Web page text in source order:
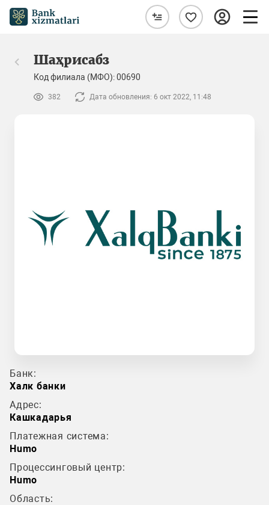
Шаҳрисабз
Код филиала (МФО): 00690
382 Дата обновления: 6 окт 2022, 11:48
Банк:
Халк банки
Адрес:
Кашкадарья
Платежная система:
Humo
Процессинговый центр:
Humo
Область: